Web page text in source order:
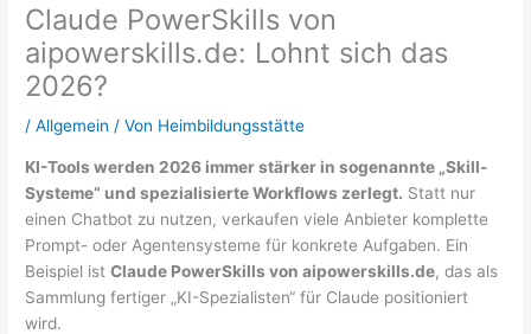
Claude PowerSkills von
aipowerskills.de: Lohnt sich das
2026?
/Allgemein / Von Heimbildungsstätte
KI-Tools werden 2026 immer stärker in sogenannte „Skill-
Systeme“ und spezialisierte Workflows zerlegt. Statt nur
einen Chatbot zu nutzen, verkaufen viele Anbieter komplette
Prompt- oder Agentensysteme für konkrete Aufgaben. Ein
Beispiel istClaude PowerSkills von aipowerskills.de, das als
Sammlung fertiger „KI-Spezialisten“ für Claude positioniert
wird.